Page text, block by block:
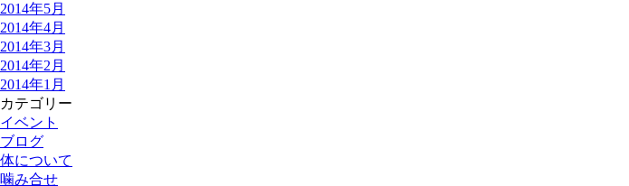
2014年5月
2014年4月
2014年3月
2014年2月
2014年1月
カテゴリー
イベント
ブログ
体について
噛み合せ